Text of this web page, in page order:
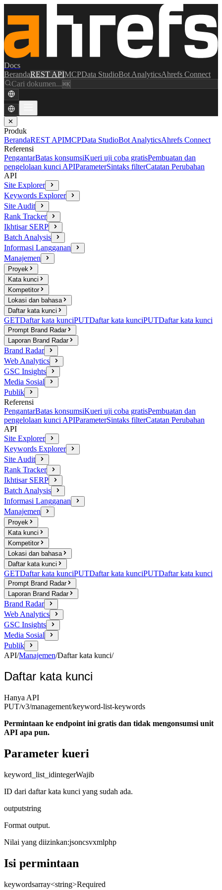
Docs
BerandaREST APIMCPData StudioBot AnalyticsAhrefs Connect
Cari dokumen...⌘K
✕
Produk
BerandaREST APIMCPData StudioBot AnalyticsAhrefs Connect
Referensi
PengantarBatas konsumsiKueri uji coba gratisPembuatan dan
pengelolaan kunci APIParameterSintaks filterCatatan Perubahan
API
Site Explorer
Keywords Explorer
Site Audit
Rank Tracker
Ikhtisar SERP
Batch Analysis
Informasi Langganan
Manajemen
Proyek
Kata kunci
Kompetitor
Lokasi dan bahasa
Daftar kata kunci
GETDaftar kata kunciPUTDaftar kata kunciPUTDaftar kata kunci
Prompt Brand Radar
Laporan Brand Radar
Brand Radar
Web Analytics
GSC Insights
Media Sosial
Publik
Referensi
PengantarBatas konsumsiKueri uji coba gratisPembuatan dan
pengelolaan kunci APIParameterSintaks filterCatatan Perubahan
API
Site Explorer
Keywords Explorer
Site Audit
Rank Tracker
Ikhtisar SERP
Batch Analysis
Informasi Langganan
Manajemen
Proyek
Kata kunci
Kompetitor
Lokasi dan bahasa
Daftar kata kunci
GETDaftar kata kunciPUTDaftar kata kunciPUTDaftar kata kunci
Prompt Brand Radar
Laporan Brand Radar
Brand Radar
Web Analytics
GSC Insights
Media Sosial
Publik
API/Manajemen/Daftar kata kunci/
Daftar kata kunci
Hanya API
PUT/v3/management/keyword-list-keywords
Permintaan ke endpoint ini gratis dan tidak mengonsumsi unit
API apa pun.
Parameter kueri
keyword_list_idintegerWajib
ID dari daftar kata kunci yang sudah ada.
outputstring
Format output.
Nilai yang diizinkan:jsoncsvxmlphp
Isi permintaan
keywordsarray<string>Required